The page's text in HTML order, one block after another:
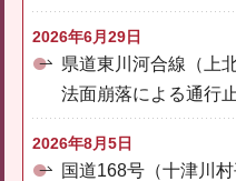
2026年6月29日
県道東川河合線（上
法面崩落による通行
2026年8月5日
国道168号（十津川